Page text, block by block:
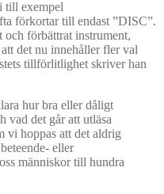
till exempel
förkortar till endast ”DISC”.
och förbättrat instrument,
det nu innehåller fler val
tillförlitlighet skriver han
hur bra eller dåligt
vad det går att utläsa
vi hoppas att det aldrig
eller
människor till hundra